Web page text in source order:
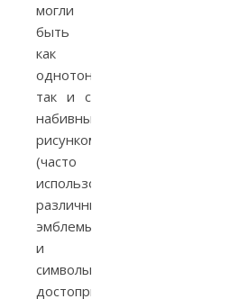
могли
быть
как
однотонными,
так и с
набивным
рисунком
(часто
использовались
различные
эмблемы
и
символы-
достопримечательности